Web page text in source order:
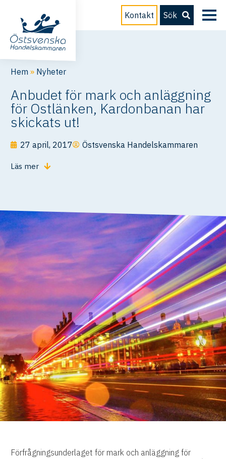
Kontakt Sök
Hem » Nyheter
Anbudet för mark och anläggning
för Ostlänken, Kardonbanan har
skickats ut!
27 april, 2017 Östsvenska Handelskammaren
Läs mer
Förfrågningsunderlaget för mark och anläggning för